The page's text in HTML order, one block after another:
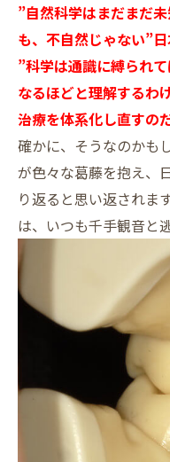
”自然科学はまだまだ
も、不自然じゃない”
”科学は通識に縛られ
なるほどと理解するわ
治療を体系化し直すの
確かに、そうなのかも
が色々な葛藤を抱え、
り返ると思い返されま
は、いつも千手観音と